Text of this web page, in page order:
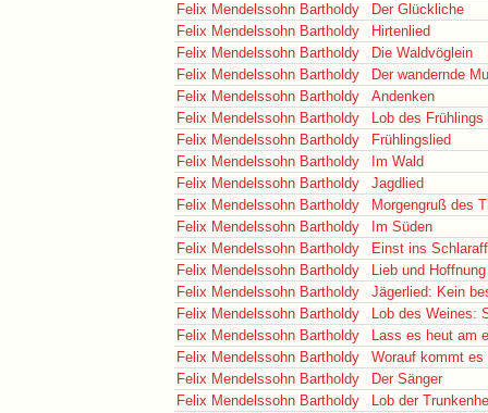
Felix Mendelssohn Bartholdy
Der Glückliche
Felix Mendelssohn Bartholdy
Hirtenlied
Felix Mendelssohn Bartholdy
Die Waldvöglein
Felix Mendelssohn Bartholdy
Der wandernde
Felix Mendelssohn Bartholdy
Andenken
Felix Mendelssohn Bartholdy
Lob des Frühlings
Felix Mendelssohn Bartholdy
Frühlingslied
Felix Mendelssohn Bartholdy
Im Wald
Felix Mendelssohn Bartholdy
Jagdlied
Felix Mendelssohn Bartholdy
Morgengruß des
Felix Mendelssohn Bartholdy
Im Süden
Felix Mendelssohn Bartholdy
Einst ins
Felix Mendelssohn Bartholdy
Lieb und Hoffnung
Felix Mendelssohn Bartholdy
Jägerlied: Kein
Felix Mendelssohn Bartholdy
Lob des Weines:
Felix Mendelssohn Bartholdy
Lass es heut am
Felix Mendelssohn Bartholdy
Worauf kommt es
Felix Mendelssohn Bartholdy
Der Sänger
Felix Mendelssohn Bartholdy
Lob der